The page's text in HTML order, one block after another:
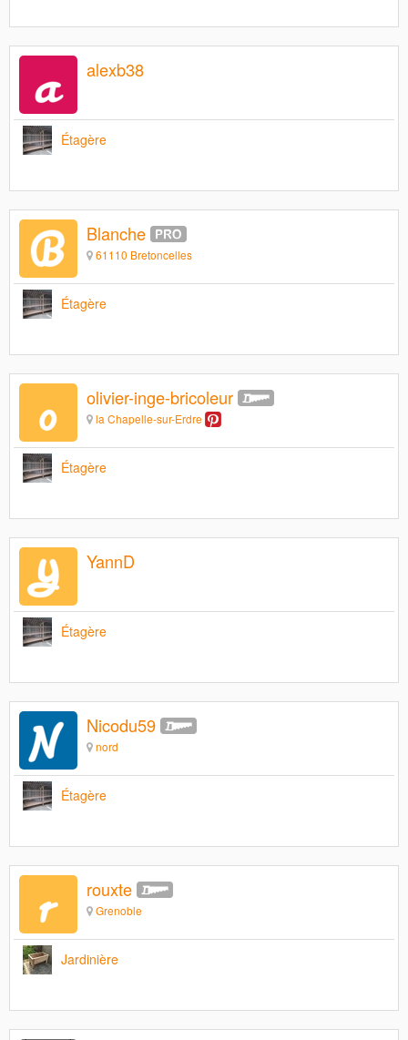
alexb38
Étagère
Blanche
61110 Bretoncelles
Étagère
olivier-inge-bricoleur
la Chapelle-sur-Erdre
Étagère
YannD
Étagère
Nicodu59
nord
Étagère
rouxte
Grenoble
Jardinière